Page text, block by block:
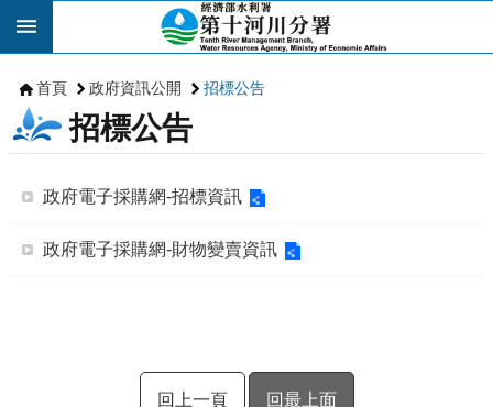
跳到主要內容區塊
首頁 政府資訊公開 招標公告
招標公告
政府電子採購網-招標資訊
政府電子採購網-財物變賣資訊
回上一頁 回最上面